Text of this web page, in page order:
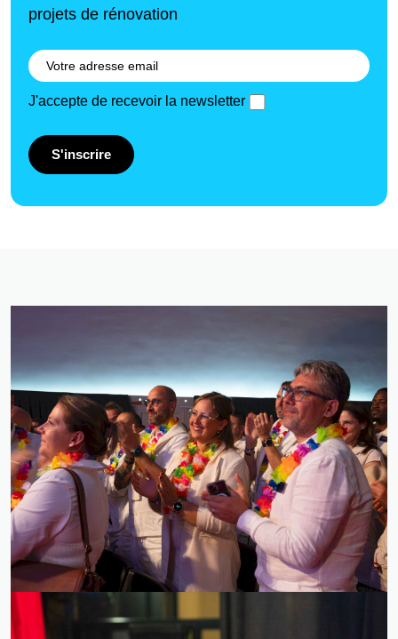
projets de rénovation
J'accepte de recevoir la newsletter
S'inscrire